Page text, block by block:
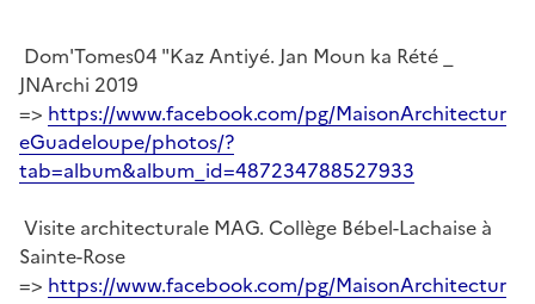
Dom'Tomes04 "Kaz Antiyé. Jan Moun ka Rété _
JNArchi 2019
=> https://www.facebook.com/pg/MaisonArchitectur
eGuadeloupe/photos/?
tab=album&album_id=487234788527933
Visite architecturale MAG. Collège Bébel-Lachaise à
Sainte-Rose
=> https://www.facebook.com/pg/MaisonArchitectur